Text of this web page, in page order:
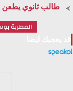
طالب ثانوي يطعن
المطربة